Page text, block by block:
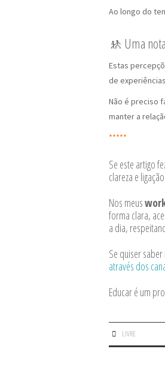
Ao longo do
🚸 Uma
Estas
de
Não é preciso
manter a
*****
Se este artigo
clareza e
Nos meus
forma clara,
a dia,
Se quiser
através dos
Educar é um
LIVRE